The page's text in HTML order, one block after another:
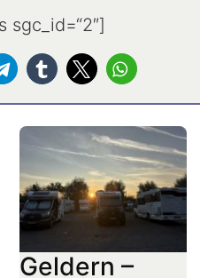
sgc_id=“2″]
Geldern –